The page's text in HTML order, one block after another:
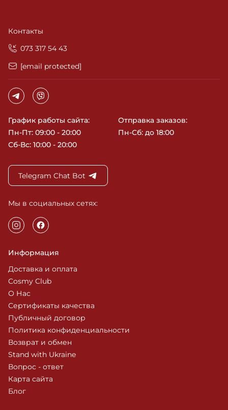
Контакты
‎073 317 54 43
[email protected]
График работы сайта:
Пн-Пт: 09:00 - 20:00
Сб-Вс: 10:00 - 20:00
Отправка заказов:
Пн-Сб: до 18:00
Telegram Chat Bot
Мы в социальных сетях:
Информация
Доставка и оплата
Cosmy Club
О Нас
Сертификаты качества
Публичный договор
Политика конфиденциальности
Возврат и обмен
Stand with Ukraine
Вопрос - ответ
Карта сайта
Блог